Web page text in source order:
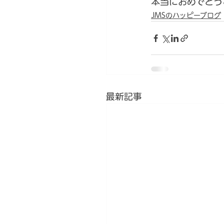
JMSのハッピーブログ
最新記事